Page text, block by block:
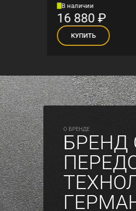
В наличии
16 880₽
КУПИТЬ
O БРЕНДЕ
БРЕНД